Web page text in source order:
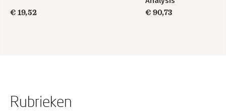
€ 19,52
€ 90,73
Rubrieken